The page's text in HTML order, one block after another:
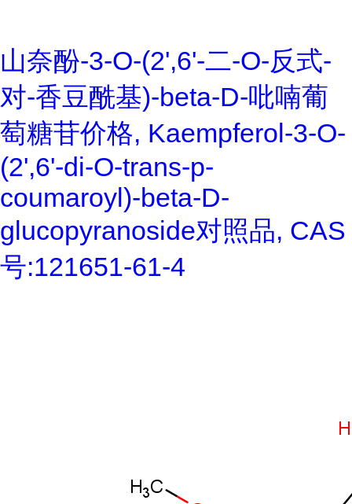
山奈酚-3-O-(2',6'-二-O-反式-
对-香豆酰基)-beta-D-吡喃葡
萄糖苷价格, Kaempferol-3-O-
(2',6'-di-O-trans-p-
coumaroyl)-beta-D-
glucopyranoside对照品, CAS
号:121651-61-4